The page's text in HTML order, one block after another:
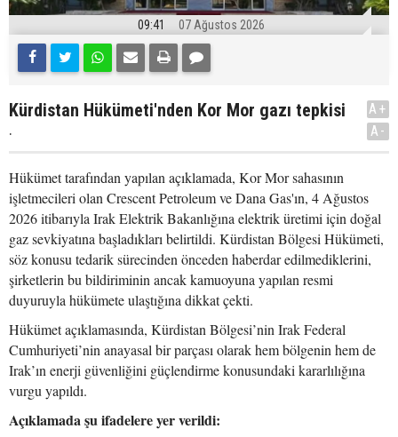
09:41 07 Ağustos 2026
Kürdistan Hükümeti'nden Kor Mor gazı tepkisi
.
A+
A-
Hükümet tarafından yapılan açıklamada, Kor Mor sahasının
işletmecileri olan Crescent Petroleum ve Dana Gas'ın, 4 Ağustos
2026 itibarıyla Irak Elektrik Bakanlığına elektrik üretimi için doğal
gaz sevkiyatına başladıkları belirtildi. Kürdistan Bölgesi Hükümeti,
söz konusu tedarik sürecinden önceden haberdar edilmediklerini,
şirketlerin bu bildiriminin ancak kamuoyuna yapılan resmi
duyuruyla hükümete ulaştığına dikkat çekti.
Hükümet açıklamasında, Kürdistan Bölgesi’nin Irak Federal
Cumhuriyeti’nin anayasal bir parçası olarak hem bölgenin hem de
Irak’ın enerji güvenliğini güçlendirme konusundaki kararlılığına
vurgu yapıldı.
Açıklamada şu ifadelere yer verildi: